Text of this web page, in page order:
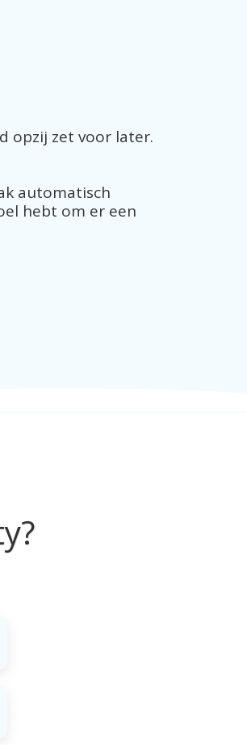
opzij zet voor later.
automatisch
hebt om er een